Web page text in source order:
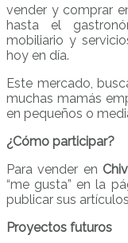
vender y comprar
hasta el
mobiliario y
hoy en día.
Este mercado,
muchas mamás
en pequeños o
¿Cómo participar?
Para vender en
“me gusta” en la
publicar sus
Proyectos futuros